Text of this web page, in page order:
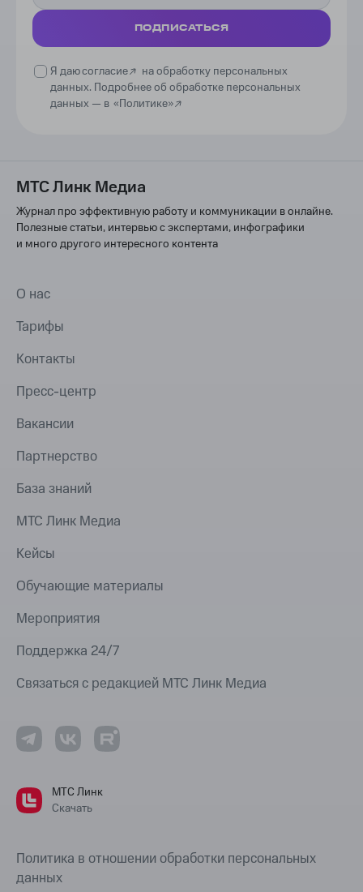
ПОДПИСАТЬСЯ
Я даюсогласие
на обработку персональных
данных. Подробнее об обработке персональных
данных — в «Политике»
МТС Линк Медиа
Журнал про эффективную работу и коммуникации в онлайне.
Полезные статьи, интервью с экспертами, инфографики
и много другого интересного контента
О нас
Тарифы
Контакты
Пресс-центр
Вакансии
Партнерство
База знаний
МТС Линк Медиа
Кейсы
Обучающие материалы
Мероприятия
Поддержка 24/7
Связаться с редакцией МТС Линк Медиа
МТС Линк
Скачать
Политика в отношении обработки персональных
данных